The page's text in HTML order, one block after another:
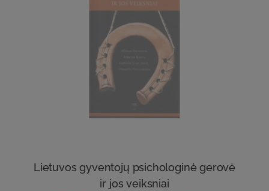
Lietuvos gyventojų psichologinė gerovė
ir jos veiksniai